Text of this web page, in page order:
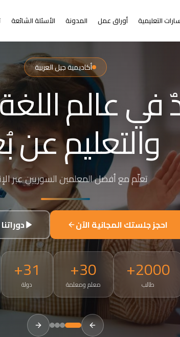
التعليمية أوراق عمل المدونة الأسئلة الشائعة
أكاديمية جيل العربية
التعلم عن
من البعد عن
+٢٠٠٠ طالب من ٣١+ دولة حول العالم
احجز جلستك المجانية الآن
2000+
طالب
30+
معلم ومعلمة
31+
دولة